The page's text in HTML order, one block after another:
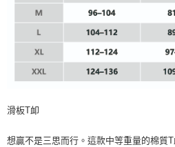
滑板T卹
想贏不是三思而行。這款中等重量的棉質